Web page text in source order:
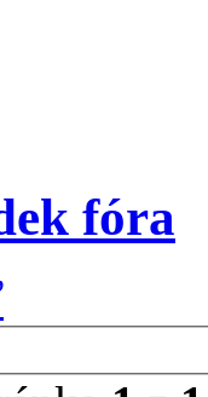
fóra